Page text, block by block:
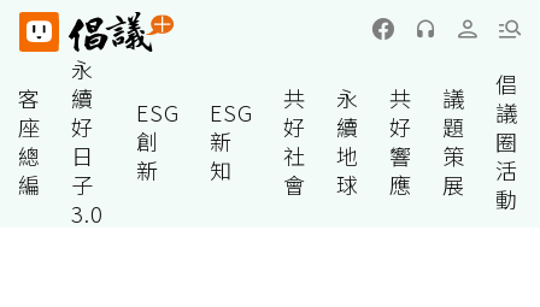
客
座
總
編
永
續
好
日
子
3.0
ESG
創
新
ESG
新
知
共
好
社
會
永
續
地
球
共
好
響
應
議
題
策
展
倡
議
圈
活
動